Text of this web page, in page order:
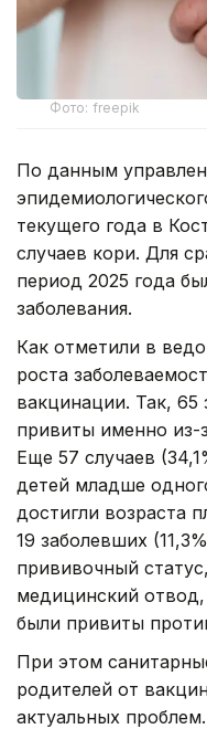
Фото: freepik
По данным
текущего года в
случаев кори. Для
период 2025 года
заболевания.
Как отметили в
роста
вакцинации. Так,
привиты именно из-
Еще 57 случаев
детей младше
достигли возраста
19 заболевших
прививочный
медицинский отвод,
были привиты
При этом
родителей от
актуальных